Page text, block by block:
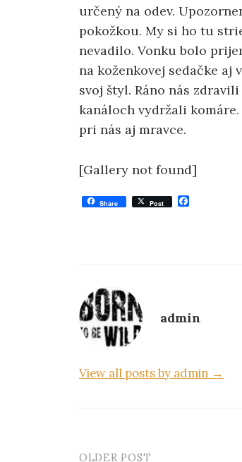
určený na odev.
pokožkou. My si ho tu
nevadilo. Vonku bolo
na koženkovej sedačke
svoj štyl. Ráno nás
kanáloch vydržali
pri nás aj mravce.
[Gallery not found]
Share Post
admin
View all posts by admin →
OLDER POST